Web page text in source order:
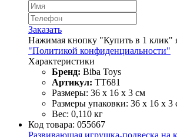
Заказать
Нажимая кнопку "Купить в 1 клик"
"Политикой конфиденциальности"
Характеристики
Бренд: Biba Toys
Артикул: TT681
Размеры: 36 х 16 х 3 см
Размеры упаковки: 36 х 16 х 3
Вес: 0,110 кг
Код товара: 055667
Развивающая игрушка-подвеска на